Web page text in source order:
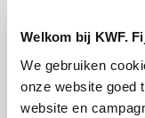
Welkom bij KWF.
We gebruiken
onze website goed
website en